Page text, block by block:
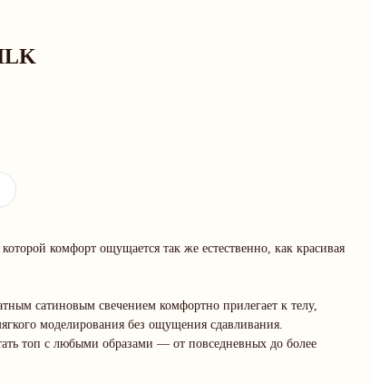
комфорт ощущается так же естественно, как красивая
сатиновым свечением комфортно прилегает к телу,
моделирования без ощущения сдавливания.
топ с любыми образами — от повседневных до более